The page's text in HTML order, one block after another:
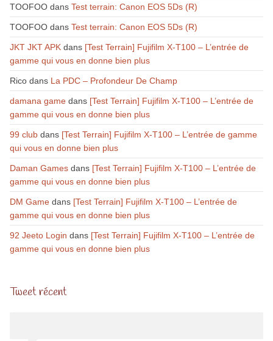
TOOFOOdans Test terrain: Canon EOS 5Ds (R)
TOOFOOdans Test terrain: Canon EOS 5Ds (R)
JKT JKT APKdans [Test Terrain] Fujifilm X-T100 – L’entrée de
gamme qui vous en donne bien plus
Ricodans La PDC – Profondeur De Champ
damana gamedans [Test Terrain] Fujifilm X-T100 – L’entrée de
gamme qui vous en donne bien plus
99 clubdans [Test Terrain] Fujifilm X-T100 – L’entrée de gamme
qui vous en donne bien plus
Daman Gamesdans [Test Terrain] Fujifilm X-T100 – L’entrée de
gamme qui vous en donne bien plus
DM Gamedans [Test Terrain] Fujifilm X-T100 – L’entrée de
gamme qui vous en donne bien plus
92 Jeeto Login dans [Test Terrain] Fujifilm X-T100 – L’entrée de
gamme qui vous en donne bien plus
Tweet récent